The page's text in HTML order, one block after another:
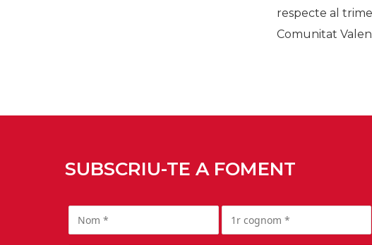
respecte al
Comunitat
SUBSCRIU-TE A FOMENT